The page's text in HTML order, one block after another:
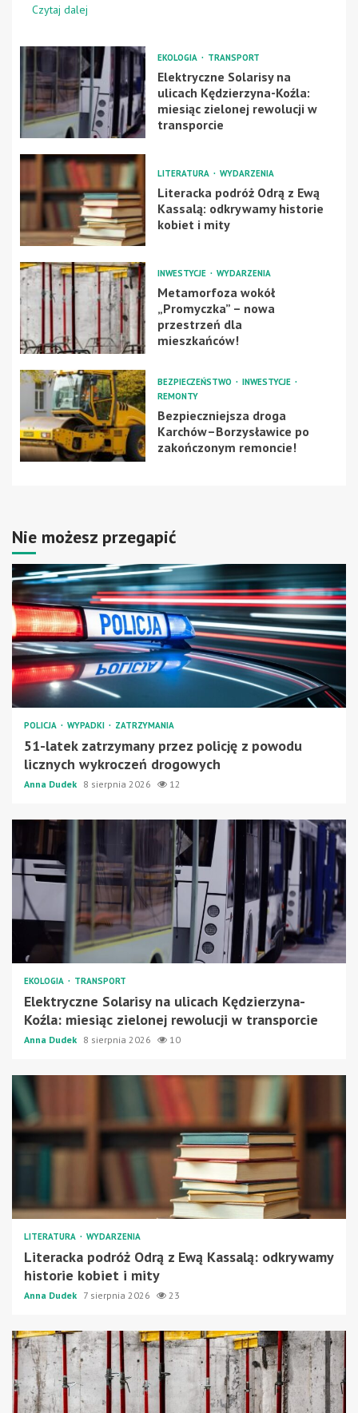
Czytaj dalej
EKOLOGIA TRANSPORT
Elektryczne Solarisy na
ulicach Kędzierzyna-Koźla:
miesiąc zielonej rewolucji w
transporcie
LITERATURA WYDARZENIA
Literacka podróż Odrą z Ewą
Kassalą: odkrywamy historie
kobiet i mity
INWESTYCJE WYDARZENIA
Metamorfoza wokół
„Promyczka” – nowa
przestrzeń dla
mieszkańców!
BEZPIECZEŃSTWO
INWESTYCJE
REMONTY
Bezpieczniejsza droga
Karchów–Borzysławice po
zakończonym remoncie!
Nie możesz przegapić
POLICJA WYPADKI ZATRZYMANIA
51-latek zatrzymany przez policję z powodu
licznych wykroczeń drogowych
Anna Dudek 8 sierpnia 2026 12
EKOLOGIA TRANSPORT
Elektryczne Solarisy na ulicach Kędzierzyna-
Koźla: miesiąc zielonej rewolucji w transporcie
Anna Dudek 8 sierpnia 2026 10
LITERATURA WYDARZENIA
Literacka podróż Odrą z Ewą Kassalą: odkrywamy
historie kobiet i mity
Anna Dudek 7 sierpnia 2026 23